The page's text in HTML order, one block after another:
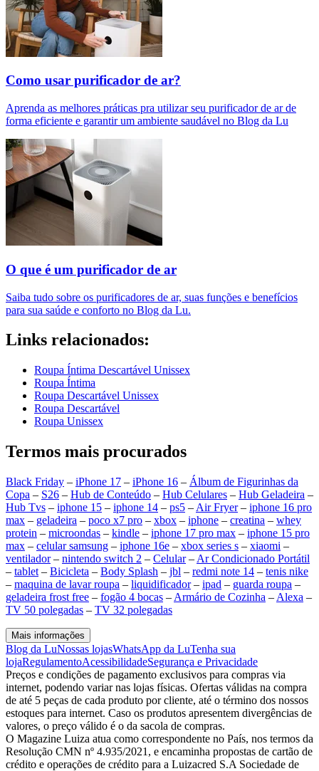
Como usar purificador de ar?
Aprenda as melhores práticas pra utilizar seu purificador de ar de
forma eficiente e garantir um ambiente saudável no Blog da Lu
O que é um purificador de ar​
Saiba tudo sobre os purificadores de ar, suas funções e benefícios
para sua saúde e conforto no Blog da Lu.
Links relacionados:
Roupa Íntima Descartável Unissex
Roupa Íntima
Roupa Descartável Unissex
Roupa Descartável
Roupa Unissex
Termos mais procurados
Black Friday – iPhone 17 – iPhone 16 – Álbum de Figurinhas da
Copa – S26 – Hub de Conteúdo – Hub Celulares – Hub Geladeira –
Hub Tvs – iphone 15 – iphone 14 – ps5 – Air Fryer– iphone 16 pro
max – geladeira – poco x7 pro – xbox – iphone – creatina – whey
protein – microondas – kindle – iphone 17 pro max – iphone 15 pro
max – celular samsung – iphone 16e – xbox series s – xiaomi –
ventilador– nintendo switch 2 – Celular– Ar Condicionado Portátil
– tablet – Bicicleta – Body Splash – jbl – redmi note 14 – tenis nike
– maquina de lavar roupa – liquidificador– ipad – guarda roupa –
geladeira frost free – fogão 4 bocas – Armário de Cozinha – Alexa –
TV 50 polegadas – TV 32 polegadas
Mais informações
Blog da LuNossas lojasWhatsApp da LuTenha sua
lojaRegulamentoAcessibilidadeSegurança e Privacidade
Preços e condições de pagamento exclusivos para compras via
internet, podendo variar nas lojas físicas. Ofertas válidas na compra
de até 5 peças de cada produto por cliente, até o término dos nossos
estoques para internet. Caso os produtos apresentem divergências de
valores, o preço válido é o da sacola de compras.
O Magazine Luiza atua como correspondente no País, nos termos da
Resolução CMN nº 4.935/2021, e encaminha propostas de cartão de
crédito e operações de crédito para a Luizacred S.A Sociedade de